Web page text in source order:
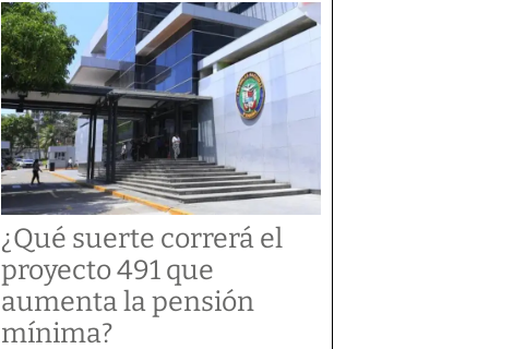
¿Qué suerte correrá el
proyecto 491 que
aumenta la pensión
mínima?